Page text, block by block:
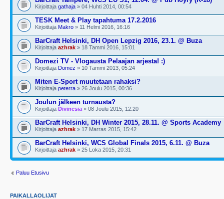
Kirjoittaja gathaja » 04 Huhti 2014, 00:54
TESK Meet & Play tapahtuma 17.2.2016
Kirjoittaja Makro » 11 Helmi 2016, 16:16
BarCraft Helsinki, DH Open Lepzig 2016, 23.1. @ Buza
Kirjoittaja azhrak » 18 Tammi 2016, 15:01
Domezi TV - Vlogausta Pelaajan arjesta! :)
Kirjoittaja Domez » 10 Tammi 2013, 05:24
Miten E-Sport muutetaan rahaksi?
Kirjoittaja peterra » 26 Joulu 2015, 00:36
Joulun jälkeen turnausta?
Kirjoittaja Divinesia » 08 Joulu 2015, 12:20
BarCraft Helsinki, DH Winter 2015, 28.11. @ Sports Academy
Kirjoittaja azhrak » 17 Marras 2015, 15:42
BarCraft Helsinki, WCS Global Finals 2015, 6.11. @ Buza
Kirjoittaja azhrak » 25 Loka 2015, 20:31
Paluu Etusivu
PAIKALLAOLIJAT